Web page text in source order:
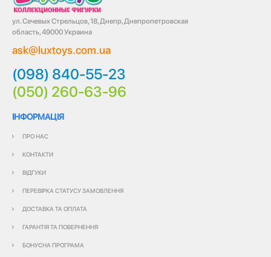
ул. Сечевых Стрельцов, 18, Днепр, Днепропетровская
область, 49000 Украина
ask@luxtoys.com.ua
(098) 840-55-23
(050) 260-63-96
ІНФОРМАЦІЯ
ПРО НАС
КОНТАКТИ
ВІДГУКИ
ПЕРЕВІРКА СТАТУСУ ЗАМОВЛЕННЯ
ДОСТАВКА ТА ОПЛАТА
ГАРАНТІЯ ТА ПОВЕРНЕННЯ
БОНУСНА ПРОГРАМА